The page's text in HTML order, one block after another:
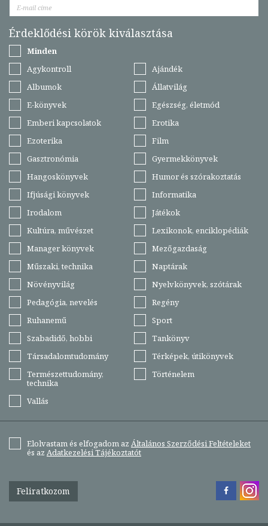
Érdeklődési körök kiválasztása
Minden
Agykontroll
Ajándék
Albumok
Állatvilág
E-könyvek
Egészség, életmód
Emberi kapcsolatok
Erotika
Ezoterika
Film
Gasztronómia
Gyermekkönyvek
Hangoskönyvek
Humor és szórakoztatás
Ifjúsági könyvek
Informatika
Irodalom
Játékok
Kultúra, művészet
Lexikonok, enciklopédiák
Manager könyvek
Mezőgazdaság
Műszaki, technika
Naptárak
Növényvilág
Nyelvkönyvek, szótárak
Pedagógia, nevelés
Regény
Ruhanemű
Sport
Szabadidő, hobbi
Tankönyv
Társadalomtudomány
Térképek, útikönyvek
Természettudomány,
technika
Történelem
Vallás
Elolvastam és elfogadom az Általános Szerződési Feltételeket
és az Adatkezelési Tájékoztatót
Feliratkozom